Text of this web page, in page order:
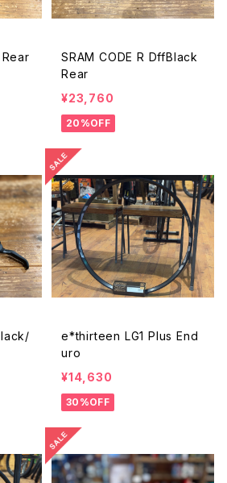
Rear
SRAM CODE R DffBlack
Rear
¥23,760
20%OFF
e*thirteen LG1 Plus End
uro
¥14,630
30%OFF